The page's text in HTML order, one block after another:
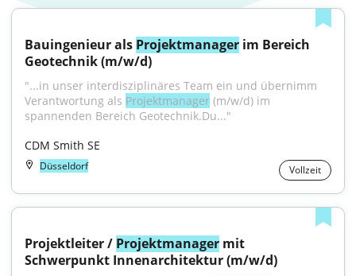
Bauingenieur als Projektmanager im Bereich
Geotechnik (m/w/d)
"...in unser interdisziplinäres Team ein und übernimm
Verantwortung als Projektmanager (m/w/d) im
spannenden Bereich Geotechnik.Du..."
CDM Smith SE
Düsseldorf Vollzeit
Projektleiter / Projektmanager mit
Schwerpunkt Innenarchitektur (m/w/d)